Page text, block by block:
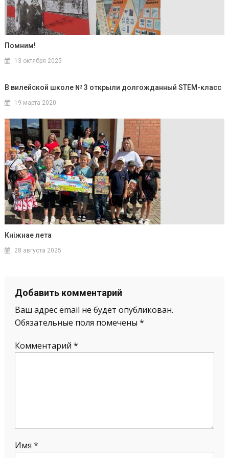
Помним!
13 октября 2025
В вилейской школе № 3 открыли долгожданный STEM-класс
19 марта 2020
Кніжнае лета
28 августа 2025
Добавить комментарий
Ваш адрес email не будет опубликован.
Обязательные поля помечены *
Комментарий *
Имя *